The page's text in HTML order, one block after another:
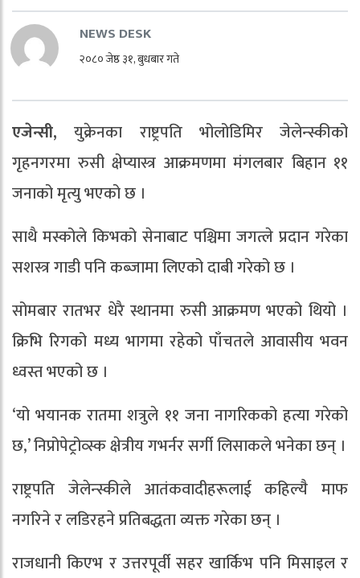
NEWS DESK
२०८० जेष्ठ ३१, बुधबार गते
एजेन्सी, युक्रेनका राष्ट्रपति भोलोडिमिर जेलेन्स्कीको
गृहनगरमा रुसी क्षेप्यास्त्र आक्रमणमा मंगलबार बिहान ११
जनाको मृत्यु भएको छ ।
साथै मस्कोले किभको सेनाबाट पश्चिमा जगत्ले प्रदान गरेका
सशस्त्र गाडी पनि कब्जामा लिएको दाबी गरेको छ ।
सोमबार रातभर धेरै स्थानमा रुसी आक्रमण भएको थियो ।
क्रिभि रिगको मध्य भागमा रहेको पाँचतले आवासीय भवन
ध्वस्त भएको छ ।
‘यो भयानक रातमा शत्रुले ११ जना नागरिकको हत्या गरेको
छ,’ निप्रोपेट्रोव्स्क क्षेत्रीय गभर्नर सर्गी लिसाकले भनेका छन् ।
राष्ट्रपति जेलेन्स्कीले आतंकवादीहरूलाई कहिल्यै माफ
नगरिने र लडिरहने प्रतिबद्धता व्यक्त गरेका छन् ।
राजधानी किएभ र उत्तरपूर्वी सहर खार्किभ पनि मिसाइल र